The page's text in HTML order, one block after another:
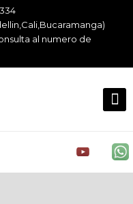
al numero de